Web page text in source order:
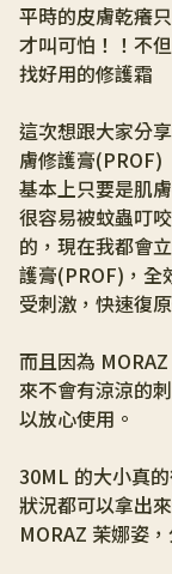
平時的皮膚乾癢
才叫可怕！！不
找好用的修護霜
這次想跟大家分
膚修護膏(PROF)
基本上只要是肌
很容易被蚊蟲叮
的，現在我都會
護膏(PROF)，全
受刺激，快速復
而且因為
來不會有涼涼的
以放心使用。
30ML 的大小真
狀況都可以拿出
MORAZ 茉娜姿